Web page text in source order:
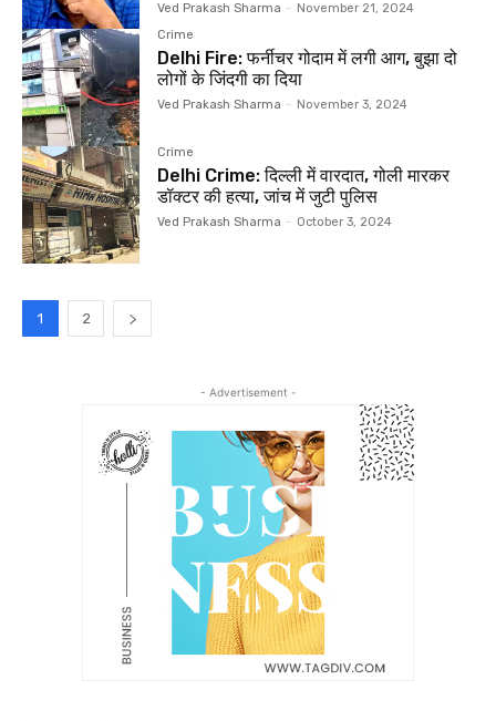
Ved Prakash Sharma - November 21, 2024
Crime
Delhi Fire: फर्नीचर गोदाम में लगी आग, बुझा दो
लोगों के जिंदगी का दिया
Ved Prakash Sharma - November 3, 2024
Crime
Delhi Crime: दिल्ली में वारदात, गोली मारकर
डॉक्टर की हत्या, जांच में जुटी पुलिस
Ved Prakash Sharma - October 3, 2024
1 2
- Advertisement -